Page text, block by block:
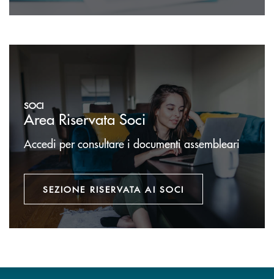
SOCI
Area Riservata Soci
Accedi per consultare i documenti assembleari
SEZIONE RISERVATA AI SOCI